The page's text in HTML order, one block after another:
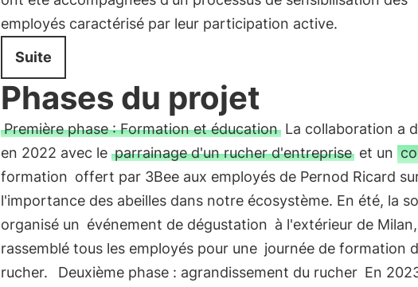
employés caractérisé par leur participation active.
Suite
Phases du projet
Première phase : Formation et éducationLa collaboration a
en 2022 avec le parrainage d'un rucher d'entreprise et un
formation offert par 3Bee aux employés de Pernod Ricard
l'importance des abeilles dans notre écosystème. En été, la
organisé un événement de dégustation à l'extérieur de
rassemblé tous les employés pour une journée de formation
rucher.
Deuxième phase : agrandissement du rucher En